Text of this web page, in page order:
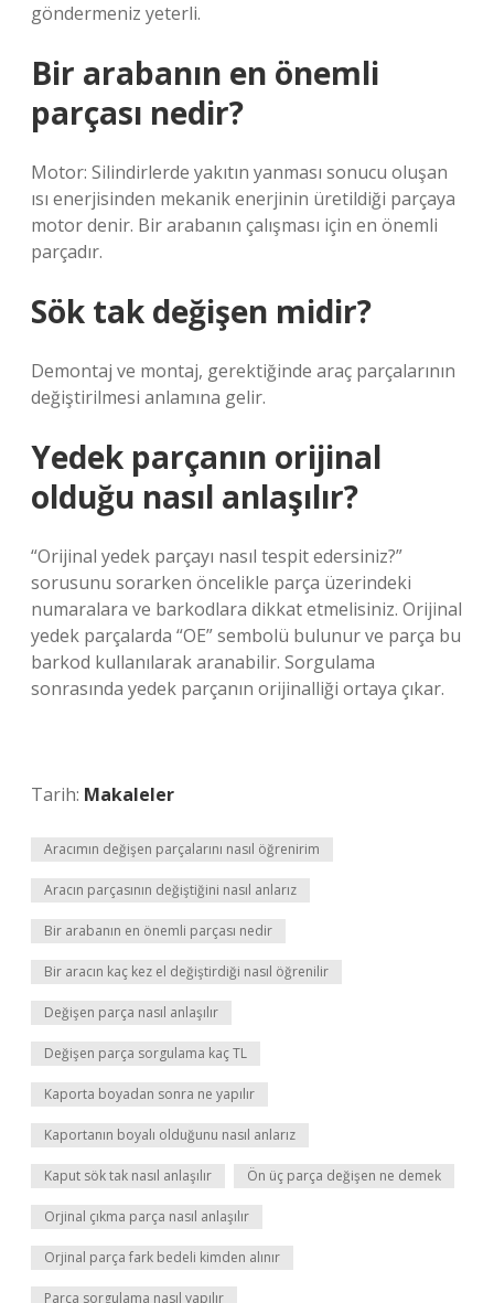
göndermeniz yeterli.
Bir arabanın en önemli
parçası nedir?
Motor: Silindirlerde yakıtın yanması sonucu oluşan
ısı enerjisinden mekanik enerjinin üretildiği parçaya
motor denir. Bir arabanın çalışması için en önemli
parçadır.
Sök tak değişen midir?
Demontaj ve montaj, gerektiğinde araç parçalarının
değiştirilmesi anlamına gelir.
Yedek parçanın orijinal
olduğu nasıl anlaşılır?
“Orijinal yedek parçayı nasıl tespit edersiniz?”
sorusunu sorarken öncelikle parça üzerindeki
numaralara ve barkodlara dikkat etmelisiniz. Orijinal
yedek parçalarda “OE” sembolü bulunur ve parça bu
barkod kullanılarak aranabilir. Sorgulama
sonrasında yedek parçanın orijinalliği ortaya çıkar.
Tarih: Makaleler
Aracımın değişen parçalarını nasıl öğrenirim
Aracın parçasının değiştiğini nasıl anlarız
Bir arabanın en önemli parçası nedir
Bir aracın kaç kez el değiştirdiği nasıl öğrenilir
Değişen parça nasıl anlaşılır
Değişen parça sorgulama kaç TL
Kaporta boyadan sonra ne yapılır
Kaportanın boyalı olduğunu nasıl anlarız
Kaput sök tak nasıl anlaşılır Ön üç parça değişen ne demek
Orjinal çıkma parça nasıl anlaşılır
Orjinal parça fark bedeli kimden alınır
Parça sorgulama nasıl yapılır